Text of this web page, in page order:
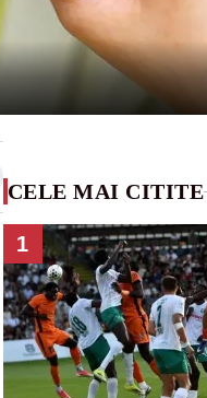
CELE MAI CITITE
1